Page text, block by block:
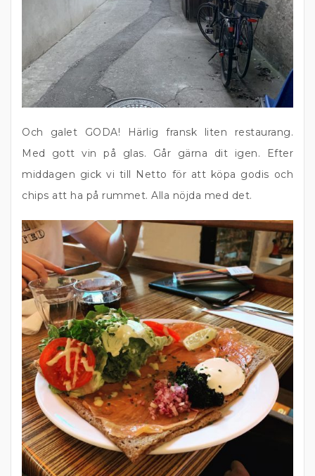
Och galet GODA! Härlig fransk liten restaurang.
Med gott vin på glas. Går gärna dit igen. Efter
middagen gick vi till Netto för att köpa godis och
chips att ha på rummet. Alla nöjda med det.